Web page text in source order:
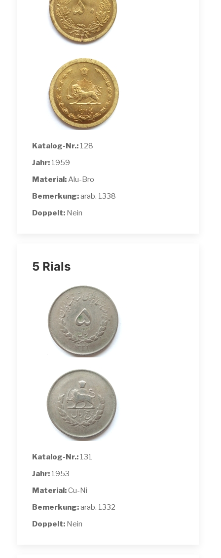
Katalog-Nr.: 128
Jahr: 1959
Material:Alu-Bro
Bemerkung:arab. 1338
Doppelt: Nein
5 Rials
Katalog-Nr.: 131
Jahr: 1953
Material:Cu-Ni
Bemerkung:arab. 1332
Doppelt: Nein